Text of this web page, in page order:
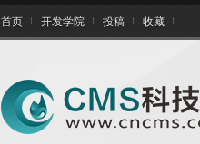
首页 开发学院 投稿 收藏